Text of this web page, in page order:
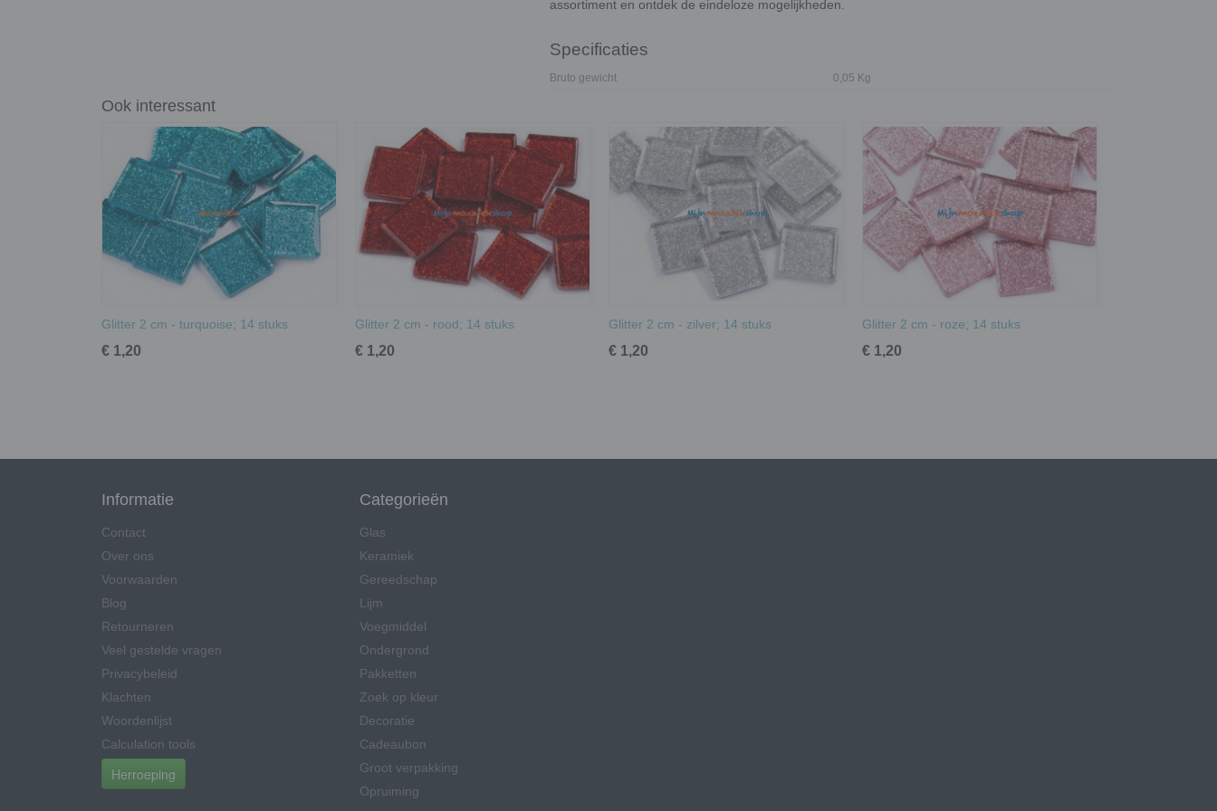
assortiment en ontdek de eindeloze mogelijkheden.
Specificaties
Bruto gewicht 0,05 Kg
Ook interessant
Glitter 2 cm - turquoise; 14 stuks
€ 1,20
Glitter 2 cm - rood; 14 stuks
€ 1,20
Glitter 2 cm - zilver; 14 stuks
€ 1,20
Glitter 2 cm - roze; 14 stuks
€ 1,20
Informatie
Contact
Over ons
Voorwaarden
Blog
Retourneren
Veel gestelde vragen
Privacybeleid
Klachten
Woordenlijst
Calculation tools
Herroeping
Categorieën
Glas
Keramiek
Gereedschap
Lijm
Voegmiddel
Ondergrond
Pakketten
Zoek op kleur
Decoratie
Cadeaubon
Groot verpakking
Opruiming